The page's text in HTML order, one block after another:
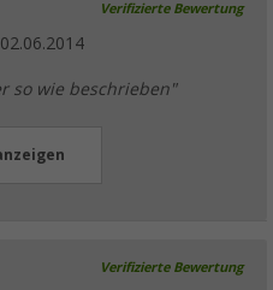
Verifizierte Bewertung
02.06.2014
so wie beschrieben"
Verifizierte Bewertung